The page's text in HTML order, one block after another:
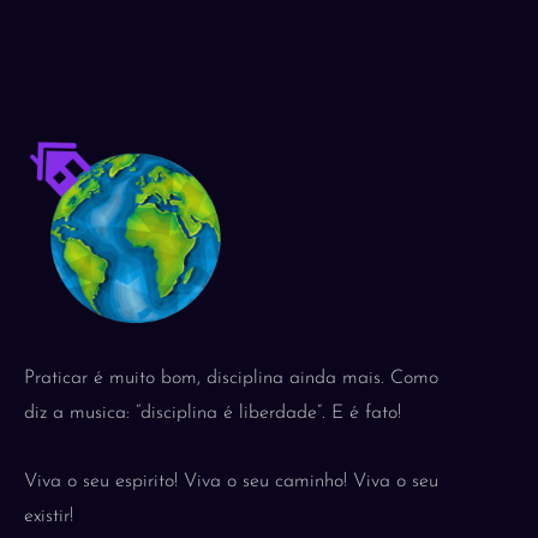
Praticar é muito bom, disciplina ainda mais. Como
diz a musica: “disciplina é liberdade”. E é fato!
Viva o seu espirito! Viva o seu caminho! Viva o seu
existir!